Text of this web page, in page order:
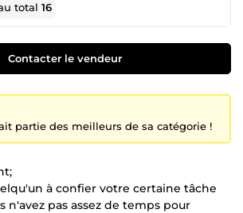
total16
Contacter le vendeur
partie des meilleurs de sa catégorie !
à confier votre certaine tâche
n'avez pas assez de temps pour